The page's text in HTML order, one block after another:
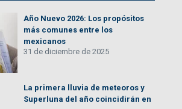
Año Nuevo 2026: Los propósitos
más comunes entre los
mexicanos
31 de diciembre de 2025
La primera lluvia de meteoros y
Superluna del año coincidirán en